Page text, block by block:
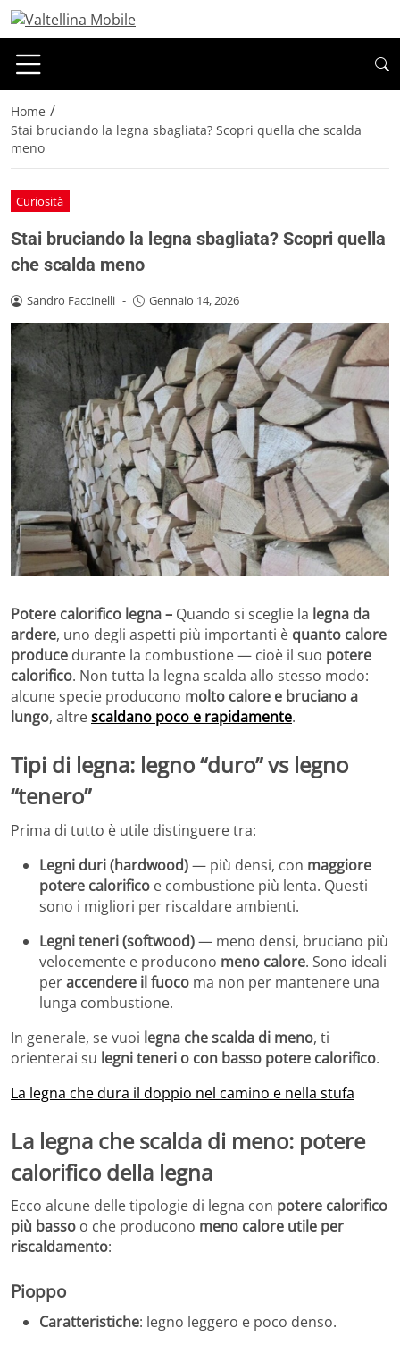
Home /
Stai bruciando la legna sbagliata? Scopri quella che scalda
meno
Curiosità
Stai bruciando la legna sbagliata? Scopri quella
che scalda meno
Sandro Faccinelli - Gennaio 14, 2026
Potere calorifico legna – Quando si sceglie la legna da
ardere, uno degli aspetti più importanti è quanto calore
produce durante la combustione — cioè il suo potere
calorifico. Non tutta la legna scalda allo stesso modo:
alcune specie producono molto calore e bruciano a
lungo, altrescaldano poco e rapidamente.
Tipi di legna: legno “duro” vs legno
“tenero”
Prima di tutto è utile distinguere tra:
Legni duri (hardwood)— più densi, con maggiore
potere calorifico e combustione più lenta. Questi
sono i migliori per riscaldare ambienti.
Legni teneri (softwood)— meno densi, bruciano più
velocemente e producono meno calore. Sono ideali
peraccendere il fuoco ma non per mantenere una
lunga combustione.
In generale, se vuoi legna che scalda di meno, ti
orienterai su legni teneri o con basso potere calorifico.
La legna che dura il doppio nel camino e nella stufa
La legna che scalda di meno: potere
calorifico della legna
Ecco alcune delle tipologie di legna con potere calorifico
più basso o che producono meno calore utile per
riscaldamento:
Pioppo
Caratteristiche: legno leggero e poco denso.